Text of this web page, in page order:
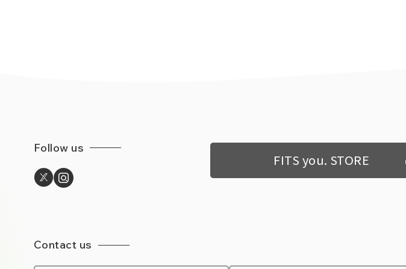
Follow us
FITS you. STORE
Contact us